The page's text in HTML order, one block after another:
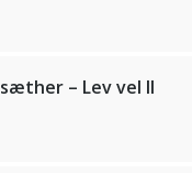
– Lev vel II